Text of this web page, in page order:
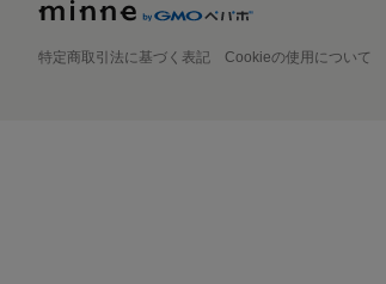
特定商取引法に基づく表記 Cookieの使用について